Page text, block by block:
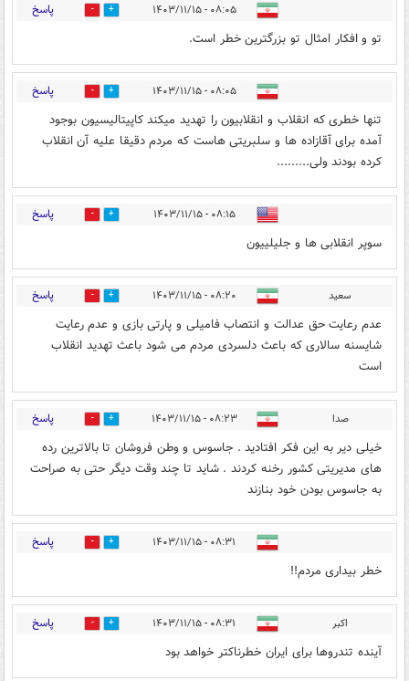
۰۸:۰۵ - ۱۴۰۳/۱۱/۱۵ 2 پاسخ
تو و افکار امثال تو بزرگترین خطر است.
۰۸:۰۵ - ۱۴۰۳/۱۱/۱۵ 2 پاسخ
تنها خطری که انقلاب و انقلابیون را تهدید میکند کاپیتالیسیون بوجود
آمده برای آقازاده ها و سلبریتی هاست که مردم دقیقا علیه آن انقلاب
کرده بودند ولی.........
۰۸:۱۵ - ۱۴۰۳/۱۱/۱۵ 1 پاسخ
سوپر انقلابی ها و جلیلییون
سعید ۰۸:۲۰ - ۱۴۰۳/۱۱/۱۵ 0 پاسخ
عدم رعایت حق عدالت و انتصاب فامیلی و پارتی بازی و عدم رعایت
شایسنه سالاری که باعث دلسردی مردم می شود باعث تهدید انقلاب
است
صدا ۰۸:۲۳ - ۱۴۰۳/۱۱/۱۵ 2 پاسخ
خیلی دیر به این فکر افتادید . جاسوس و وطن فروشان تا بالاترین رده
های مدیریتی کشور رخنه کردند . شاید تا چند وقت دیگر حتی به صراحت
به جاسوس بودن خود بنازند
۰۸:۳۱ - ۱۴۰۳/۱۱/۱۵ 0 پاسخ
خطر بیداری مردم!!
اکبر ۰۸:۳۱ - ۱۴۰۳/۱۱/۱۵ 0 پاسخ
آینده تندروها برای ایران خطرناکتر خواهد بود